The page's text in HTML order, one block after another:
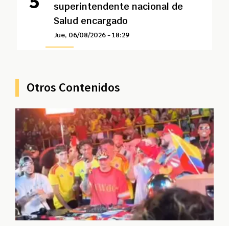
superintendente nacional de
Salud encargado
Jue, 06/08/2026 - 18:29
Otros Contenidos